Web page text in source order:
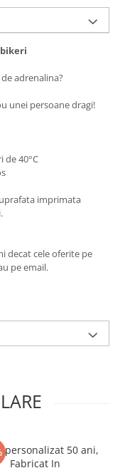
adrenalina?
unei persoane dragi!
de 40°C
imprimata
decat cele oferite pe
pe email.
personalizat 50 ani,
Fabricat In